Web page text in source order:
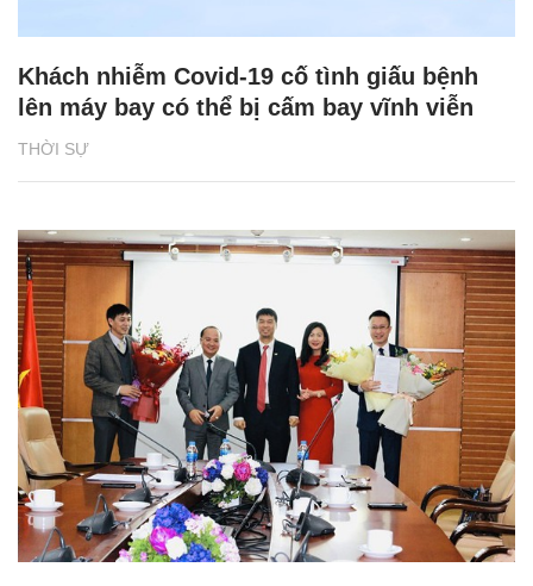
THỜI SỰ
Khách nhiễm Covid-19 cố tình giấu bệnh
lên máy bay có thể bị cấm bay vĩnh viễn